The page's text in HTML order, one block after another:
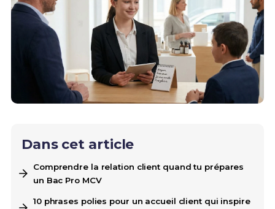
Dans cet article
Comprendre la relation client quand tu prépares
un Bac Pro MCV
10 phrases polies pour un accueil client qui inspire